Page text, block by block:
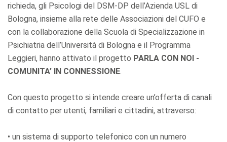
richieda, gli Psicologi del DSM-DP dell’Azienda USL di
Bologna, insieme alla rete delle Associazioni del CUFO e
con la collaborazione della Scuola di Specializzazione in
Psichiatria dell’Università di Bologna e il Programma
Leggieri, hanno attivato il progetto PARLA CON NOI -
COMUNITA’ IN CONNESSIONE.
Con questo progetto si intende creare un’offerta di canali
di contatto per utenti, familiari e cittadini, attraverso:
• un sistema di supporto telefonico con un numero